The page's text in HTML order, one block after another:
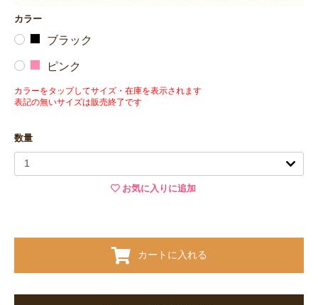
カラー
ブラック
ピンク
カラーをタップしてサイズ・在庫を表示されます
表記の無いサイズは販売終了です
数量
お気に入りに追加
カートに入れる